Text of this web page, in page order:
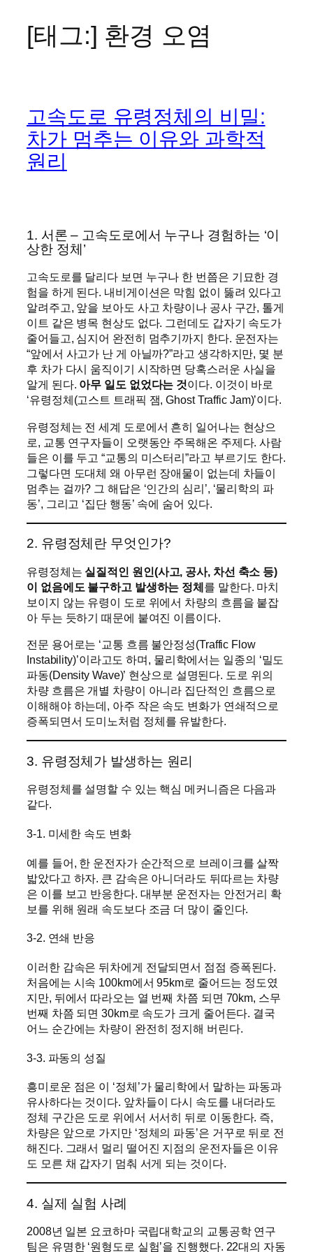
[태그:] 환경 오염
고속도로 유령정체의 비밀:
차가 멈추는 이유와 과학적
원리
1. 서론 – 고속도로에서 누구나 경험하는 ‘이
상한 정체’
고속도로를 달리다 보면 누구나 한 번쯤은 기묘한 경
험을 하게 된다. 내비게이션은 막힘 없이 뚫려 있다고
알려주고, 앞을 보아도 사고 차량이나 공사 구간, 톨게
이트 같은 병목 현상도 없다. 그런데도 갑자기 속도가
줄어들고, 심지어 완전히 멈추기까지 한다. 운전자는
“앞에서 사고가 난 게 아닐까?”라고 생각하지만, 몇 분
후 차가 다시 움직이기 시작하면 당혹스러운 사실을
알게 된다. 아무 일도 없었다는 것이다. 이것이 바로
‘유령정체(고스트 트래픽 잼, Ghost Traffic Jam)’이다.
유령정체는 전 세계 도로에서 흔히 일어나는 현상으
로, 교통 연구자들이 오랫동안 주목해온 주제다. 사람
들은 이를 두고 “교통의 미스터리”라고 부르기도 한다.
그렇다면 도대체 왜 아무런 장애물이 없는데 차들이
멈추는 걸까? 그 해답은 ‘인간의 심리’, ‘물리학의 파
동’, 그리고 ‘집단 행동’ 속에 숨어 있다.
2. 유령정체란 무엇인가?
유령정체는 실질적인 원인(사고, 공사, 차선 축소 등)
이 없음에도 불구하고 발생하는 정체를 말한다. 마치
보이지 않는 유령이 도로 위에서 차량의 흐름을 붙잡
아 두는 듯하기 때문에 붙여진 이름이다.
전문 용어로는 ‘교통 흐름 불안정성(Traffic Flow
Instability)’이라고도 하며, 물리학에서는 일종의 ‘밀도
파동(Density Wave)’ 현상으로 설명된다. 도로 위의
차량 흐름은 개별 차량이 아니라 집단적인 흐름으로
이해해야 하는데, 아주 작은 속도 변화가 연쇄적으로
증폭되면서 도미노처럼 정체를 유발한다.
3. 유령정체가 발생하는 원리
유령정체를 설명할 수 있는 핵심 메커니즘은 다음과
같다.
3-1. 미세한 속도 변화
예를 들어, 한 운전자가 순간적으로 브레이크를 살짝
밟았다고 하자. 큰 감속은 아니더라도 뒤따르는 차량
은 이를 보고 반응한다. 대부분 운전자는 안전거리 확
보를 위해 원래 속도보다 조금 더 많이 줄인다.
3-2. 연쇄 반응
이러한 감속은 뒤차에게 전달되면서 점점 증폭된다.
처음에는 시속 100km에서 95km로 줄어드는 정도였
지만, 뒤에서 따라오는 열 번째 차쯤 되면 70km, 스무
번째 차쯤 되면 30km로 속도가 크게 줄어든다. 결국
어느 순간에는 차량이 완전히 정지해 버린다.
3-3. 파동의 성질
흥미로운 점은 이 ‘정체’가 물리학에서 말하는 파동과
유사하다는 것이다. 앞차들이 다시 속도를 내더라도
정체 구간은 도로 위에서 서서히 뒤로 이동한다. 즉,
차량은 앞으로 가지만 ‘정체의 파동’은 거꾸로 뒤로 전
해진다. 그래서 멀리 떨어진 지점의 운전자들은 이유
도 모른 채 갑자기 멈춰 서게 되는 것이다.
4. 실제 실험 사례
2008년 일본 요코하마 국립대학교의 교통공학 연구
팀은 유명한 ‘원형도로 실험’을 진행했다. 22대의 자동